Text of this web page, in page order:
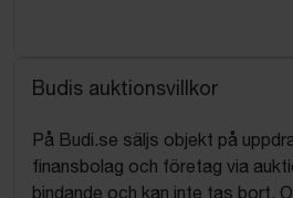
Budis auktionsvillkor
På Budi.se säljs objekt på
finansbolag och företag via
bindande och kan inte tas bort.